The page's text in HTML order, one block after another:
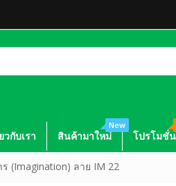
วกับเรา สินค้ามาใหม่
New
โปรโมชั่น
(Imagination) ลาย IM 22